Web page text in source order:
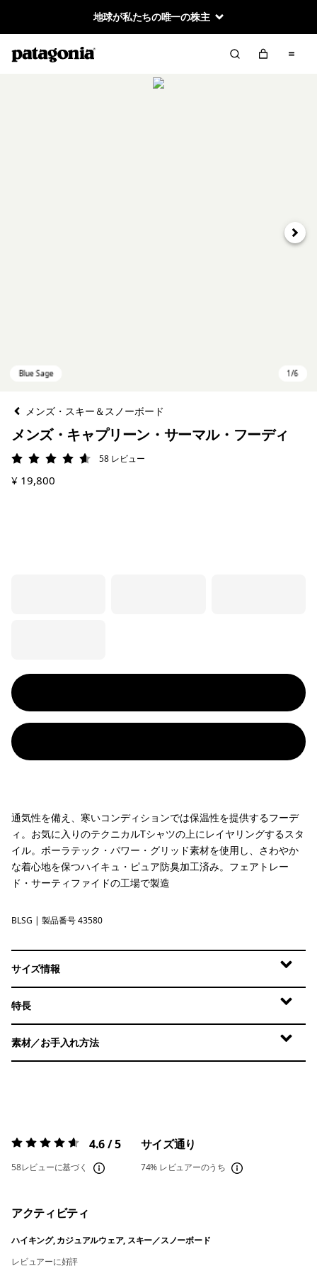
地球が私たちの唯一の株主
次へ
メンズ・スキー＆スノーボード
メンズ・キャプリーン・サーマル・フーディ
評価: 4.6 / 5
58 レビュー
¥ 19,800
通気性を備え、寒いコンディションでは保温性を提供するフーデ
ィ。お気に入りのテクニカルTシャツの上にレイヤリングするスタ
イル。ポーラテック・パワー・グリッド素材を使用し、さわやか
な着心地を保つハイキュ・ピュア防臭加工済み。フェアトレー
ド・サーティファイドの工場で製造
Blue Sage
BLSG | 製品番号 43580
サイズ情報
特長
素材／お手入れ方法
評価:4.6 / 5 4.6 / 5
58レビューに基づく
サイズ通り
74% レビュアーのうち
アクティビティ
ハイキング, カジュアルウェア, スキー／スノーボード
レビュアーに好評